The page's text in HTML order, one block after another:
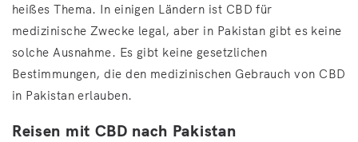
heißes Thema. In einigen Ländern ist CBD für
medizinische Zwecke legal, aber in Pakistan gibt es keine
solche Ausnahme. Es gibt keine gesetzlichen
Bestimmungen, die den medizinischen Gebrauch von CBD
in Pakistan erlauben.
Reisen mit CBD nach Pakistan